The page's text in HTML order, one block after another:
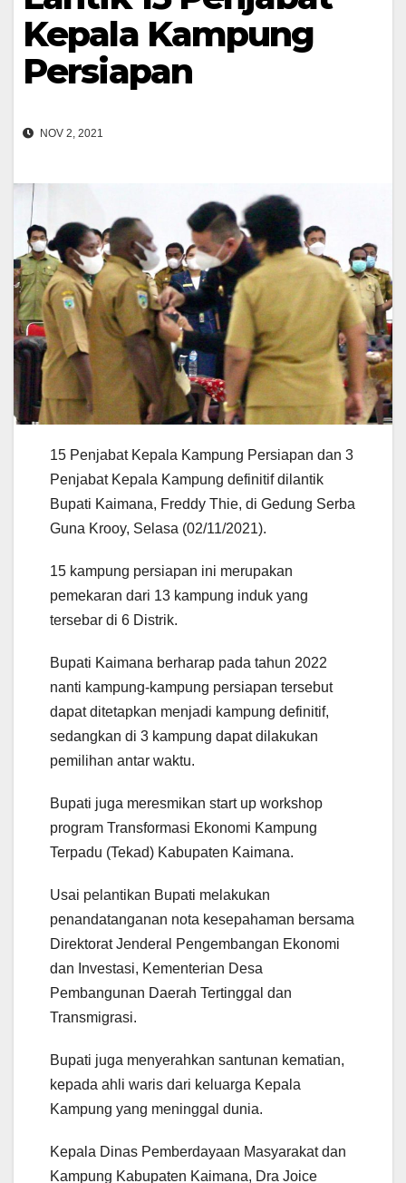
Kepala Kampung
Persiapan
NOV 2, 2021
15 Penjabat Kepala Kampung Persiapan dan 3
Penjabat Kepala Kampung definitif dilantik
Bupati Kaimana, Freddy Thie, di Gedung Serba
Guna Krooy, Selasa (02/11/2021).
15 kampung persiapan ini merupakan
pemekaran dari 13 kampung induk yang
tersebar di 6 Distrik.
Bupati Kaimana berharap pada tahun 2022
nanti kampung-kampung persiapan tersebut
dapat ditetapkan menjadi kampung definitif,
sedangkan di 3 kampung dapat dilakukan
pemilihan antar waktu.
Bupati juga meresmikan start up workshop
program Transformasi Ekonomi Kampung
Terpadu (Tekad) Kabupaten Kaimana.
Usai pelantikan Bupati melakukan
penandatanganan nota kesepahaman bersama
Direktorat Jenderal Pengembangan Ekonomi
dan Investasi, Kementerian Desa
Pembangunan Daerah Tertinggal dan
Transmigrasi.
Bupati juga menyerahkan santunan kematian,
kepada ahli waris dari keluarga Kepala
Kampung yang meninggal dunia.
Kepala Dinas Pemberdayaan Masyarakat dan
Kampung Kabupaten Kaimana, Dra Joice